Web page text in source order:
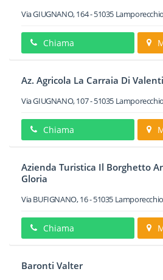
Via GIUGNANO, 164-51035 Lamporecchio
Chiama
Az. Agricola La Carraia Di
Via GIUGNANO, 107-51035 Lamporecchio
Chiama
Azienda Turistica Il Borghetto
Gloria
Via BUFIGNANO, 16-51035 Lamporecchio
Chiama
Baronti Valter